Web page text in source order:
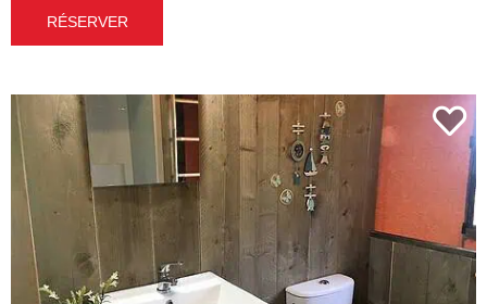
RÉSERVER